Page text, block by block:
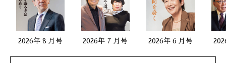
2026年 8 月号 2026年 7 月号 2026年 6 月号